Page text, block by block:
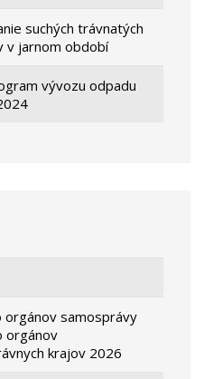
suchých trávnatých
v jarnom období
vývozu odpadu
orgánov samosprávy
orgánov
krajov 2026